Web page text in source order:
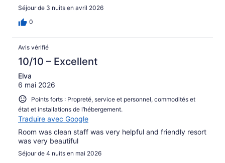
Séjour de 3 nuits en avril 2026
0
Avis vérifié
10/10 – Excellent
Elva
6 mai 2026
Points forts : Propreté, service et personnel, commodités et
état et installations de l’hébergement.
Traduire avec Google
Room was clean staff was very helpful and friendly resort
was very beautiful
Séjour de 4 nuits en mai 2026